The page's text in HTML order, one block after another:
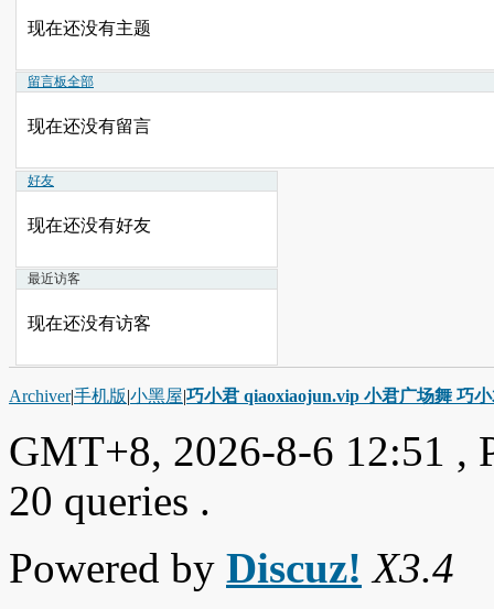
现在还没有主题
留言板全部
现在还没有留言
好友
现在还没有好友
最近访客
现在还没有访客
Archiver|手机版|小黑屋|巧小君 qiaoxiaojun.vip 小君广场舞 巧
GMT+8, 2026-8-6 12:51 ,
20 queries .
Powered by Discuz! X3.4